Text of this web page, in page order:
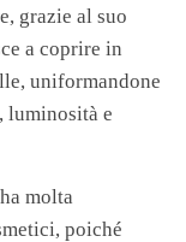
grazie al suo
a coprire in
uniformandone
luminosità e
molta
poiché